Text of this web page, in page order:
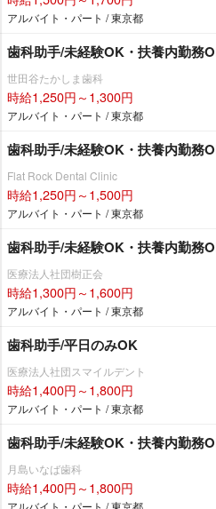
アルバイト・パート / 東京都
歯科助手/未経験OK・扶養内勤務
世田谷たかしま歯科
時給1,250円～1,300円
アルバイト・パート / 東京都
歯科助手/未経験OK・扶養内勤務
Flat Rock Dental Clinic
時給1,250円～1,500円
アルバイト・パート / 東京都
歯科助手/未経験OK・扶養内勤務
医療法人社団樹正会
時給1,300円～1,600円
アルバイト・パート / 東京都
歯科助手/平日のみOK
医療法人社団スマイルデント
時給1,400円～1,800円
アルバイト・パート / 東京都
歯科助手/未経験OK・扶養内勤務
月島いなば歯科
時給1,400円～1,800円
アルバイト・パート / 東京都